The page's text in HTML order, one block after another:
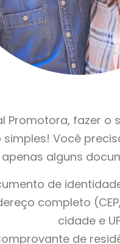
Promotora, fazer o
simples! Você
apenas alguns
de
completo
cidade e
de